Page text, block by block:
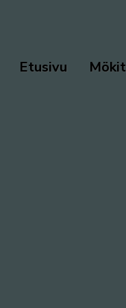
Etusivu Mökit